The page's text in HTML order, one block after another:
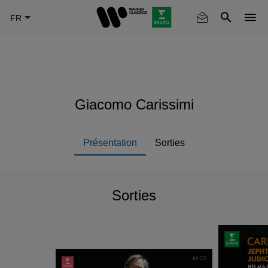
Giacomo Carissimi
Présentation Sorties
Sorties